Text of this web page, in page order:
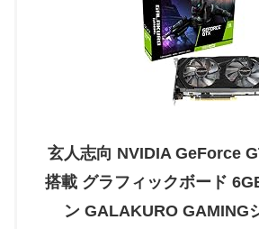
玄人志向 NVIDIA GeForce
搭載 グラフィックボード
ン GALAKURO GAMING